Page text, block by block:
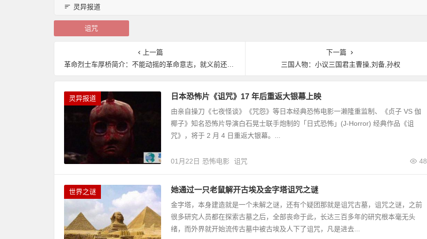
灵异报道
诅咒
上一篇
革命烈士车厚桥简介：不能动摇的革命意志，就义前还高呼“共产党万岁”
下一篇
三国人物：小议三国君主曹操,刘备,孙权
灵异报道 日本恐怖片《诅咒》17 年后重返大银幕上映
由亲自操刀《七夜怪谈》《咒怨》等日本经典恐怖电影一濑隆重监制、《贞子 VS 伽
椰子》知名恐怖片导演白石晃士联手炮制的「日式恐怖」(J-Horror) 经典作品《诅
咒》，将于 2 月 4 日重返大银幕。...
01月22日 48
恐怖电影 诅咒
世界之谜 她通过一只老鼠解开古埃及金字塔诅咒之谜
金字塔，本身建造就是一个未解之谜，还有个疑团那就是诅咒古墓，诅咒之谜，之前
很多研究人员都在探索古墓之后，全部丧命于此，长达三百多年的研究根本毫无头
绪，而外界就开始流传古墓中被古埃及人下了诅咒，凡是进去...